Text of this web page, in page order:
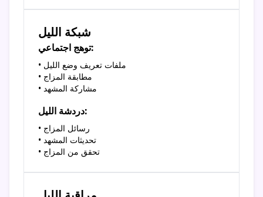
شبكة الليل
توهج اجتماعي:
• ملفات تعريف وضع الليل
• مطابقة المزاج
• مشاركة المشهد
دردشة الليل:
• رسائل المزاج
• تحديثات المشهد
• تحقق من المزاج